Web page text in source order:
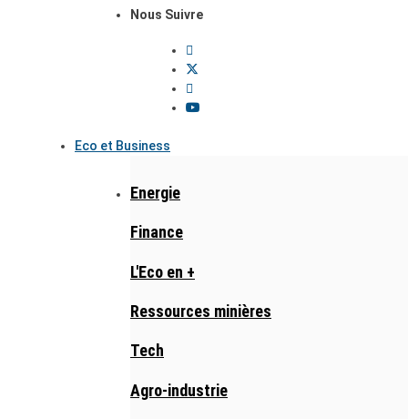
Nous Suivre
Eco et Business
Energie
Finance
L'Eco en +
Ressources minières
Tech
Agro-industrie